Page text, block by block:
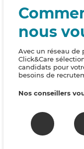
nous
Avec un réseau de
Click&Care
candidats pour
besoins de
Nos conseillers